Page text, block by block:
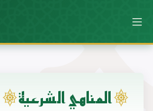
المناهي الشرعية